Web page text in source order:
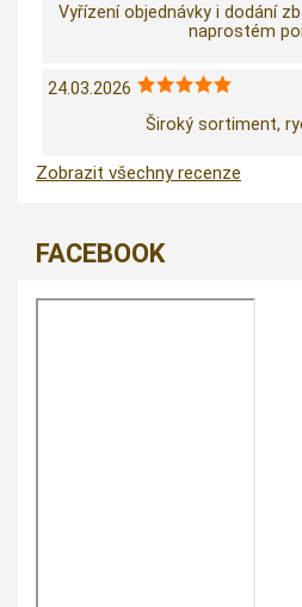
Vyřízení objednávky i dodání
naprostém
24.03.2026
Široký sortiment,
Zobrazit všechny recenze
FACEBOOK